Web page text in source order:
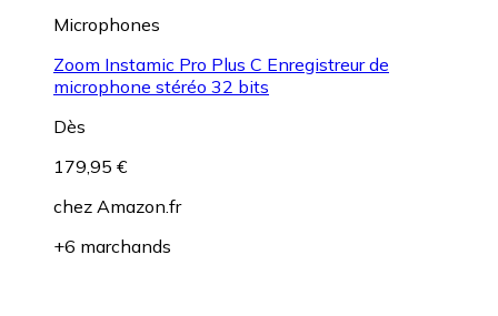
Microphones
Zoom Instamic Pro Plus C Enregistreur de
microphone stéréo 32 bits
Dès
179,95 €
chez Amazon.fr
+6 marchands